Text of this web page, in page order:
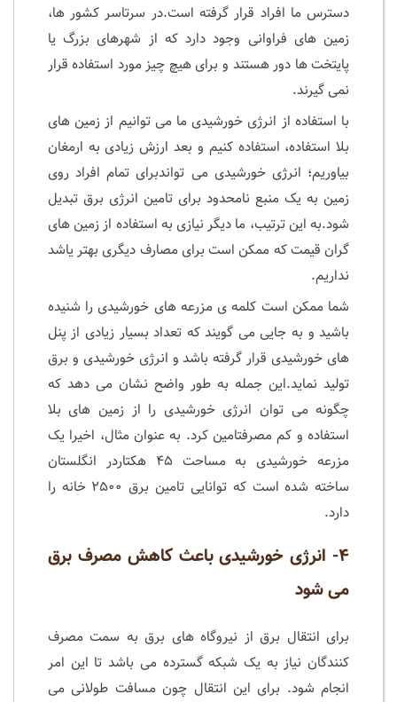
دسترس ما افراد قرار گرفته است.در سرتاسر کشور ها،
زمین های فراوانی وجود دارد که از شهرهای بزرگ یا
پایتخت ها دور هستند و برای هیچ چیز مورد استفاده قرار
نمی گیرند.
با استفاده از انرژی خورشیدی ما می توانیم از زمین های
بلا استفاده، استفاده کنیم و بعد ارزش زیادی به ارمغان
بیاوریم؛ انرژی خورشیدی می تواندبرای تمام افراد روی
زمین به یک منبع نامحدود برای تامین انرژی برق تبدیل
شود.به این ترتیب، ما دیگر نیازی به استفاده از زمین های
گران قیمت که ممکن است برای مصارف دیگری بهتر یاشد
نداریم.
شما ممکن است کلمه ی مزرعه های خورشیدی را شنیده
باشید و به جایی می گویند که تعداد بسیار زیادی از پنل
های خورشیدی قرار گرفته باشد و انرژی خورشیدی و برق
تولید نماید.این جمله به طور واضح نشان می دهد که
چگونه می توان انرژی خورشیدی را از زمین های بلا
استفاده و کم مصرفتامین کرد. به عنوان مثال، اخیرا یک
مزرعه خورشیدی به مساحت ۴۵ هکتاردر انگلستان
ساخته شده است که توانایی تامین برق ۲۵۰۰ خانه را
دارد.
۴- انرژی خورشیدی باعث کاهش مصرف برق
می شود
برای انتقال برق از نیروگاه های برق به سمت مصرف
کنندگان نیاز به یک شبکه گسترده می باشد تا این امر
انجام شود. برای این انتقال چون مسافت طولانی می